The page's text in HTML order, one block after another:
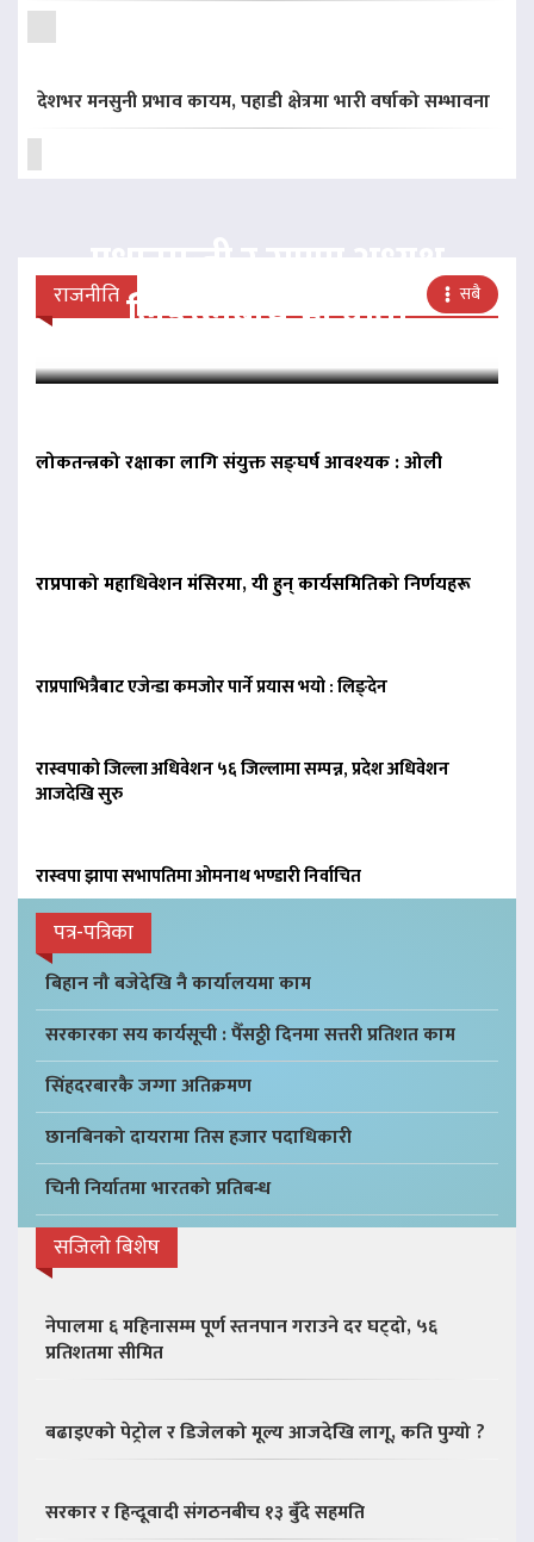
देशभर मनसुनी प्रभाव कायम, पहाडी क्षेत्रमा भारी वर्षाको सम्भावना
राजनीति सबै
प्रधानमन्त्री र राप्रपा अध्यक्ष
लिङदेनबीच भेटवार्ता
लोकतन्त्रको रक्षाका लागि संयुक्त सङ्घर्ष आवश्यक : ओली
राप्रपाको महाधिवेशन मंसिरमा, यी हुन् कार्यसमितिको निर्णयहरू
राप्रपाभित्रैबाट एजेन्डा कमजोर पार्ने प्रयास भयो : लिङ्देन
रास्वपाको जिल्ला अधिवेशन ५६ जिल्लामा सम्पन्न, प्रदेश अधिवेशन
आजदेखि सुरु
रास्वपा झापा सभापतिमा ओमनाथ भण्डारी निर्वाचित
पत्र-पत्रिका
बिहान नौ बजेदेखि नै कार्यालयमा काम
सरकारका सय कार्यसूची : पैँसठ्ठी दिनमा सत्तरी प्रतिशत काम
सिंहदरबारकै जग्गा अतिक्रमण
छानबिनको दायरामा तिस हजार पदाधिकारी
चिनी निर्यातमा भारतको प्रतिबन्ध
सजिलो बिशेष
नेपालमा ६ महिनासम्म पूर्ण स्तनपान गराउने दर घट्दो, ५६
प्रतिशतमा सीमित
बढाइएको पेट्रोल र डिजेलको मूल्य आजदेखि लागू, कति पुग्यो ?
सरकार र हिन्दूवादी संगठनबीच १३ बुँदे सहमति